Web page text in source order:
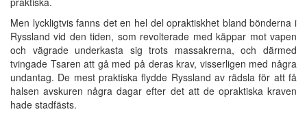
Men lyckligtvis fanns det en hel del opraktiskhet bland bönderna i
Ryssland vid den tiden, som revolterade med käppar mot vapen
och vägrade underkasta sig trots massakrerna, och därmed
tvingade Tsaren att gå med på deras krav, visserligen med några
undantag. De mest praktiska flydde Ryssland av rädsla för att få
halsen avskuren några dagar efter det att de opraktiska kraven
hade stadfästs.